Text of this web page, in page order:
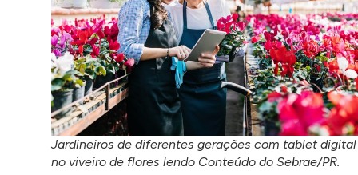
Jardineiros de diferentes gerações com tablet digital
no viveiro de flores lendo Conteúdo do Sebrae/PR.